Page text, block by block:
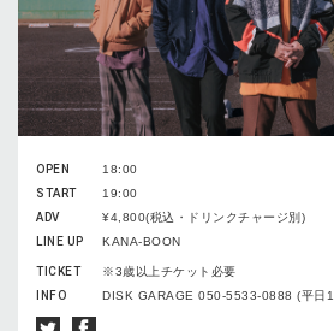
OPEN
18:00
START
19:00
ADV
¥4,800(税込・ドリンクチャージ別)
LINE UP
KANA-BOON
TICKET
※3歳以上チケット必要
INFO
DISK GARAGE 050-5533-0888 (平日